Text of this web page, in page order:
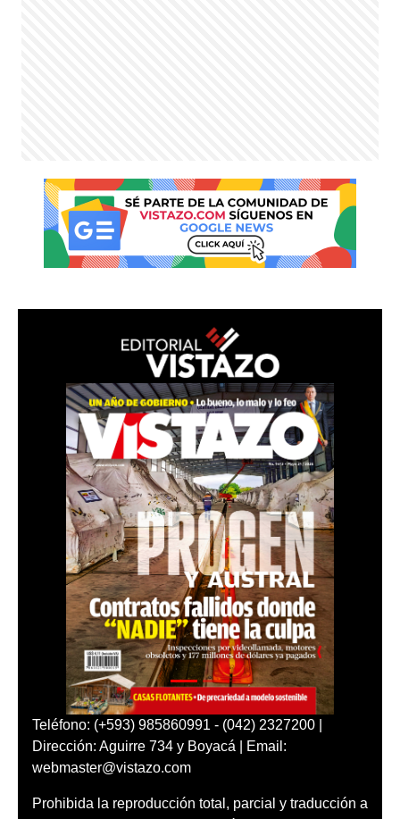
Teléfono: (+593) 985860991 - (042) 2327200 |
Dirección: Aguirre 734 y Boyacá | Email:
webmaster@vistazo.com
Prohibida la reproducción total, parcial y traducción a